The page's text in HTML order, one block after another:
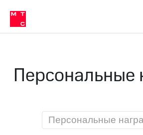
Медиа-центр
и акционерам
Устойчивое развитие
Комплаенс и деловая этика
компании
в МТС
Руководство
МТС
о технологиях
Персональные
Персональные